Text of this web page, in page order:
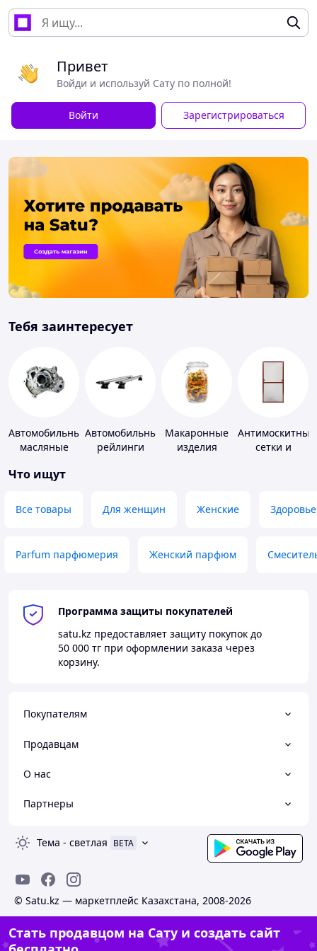
Привет
Войди и используй Сату по полной!
Войти Зарегистрироваться
Тебя заинтересует
Автомобильные
масляные
Автомобильные
рейлинги
Макаронные
изделия
Антимоскитные
сетки и
Что ищут
Все товары Для женщин Женские Здоровье
Parfum парфюмерия Женский парфюм
Программа защиты покупателей
satu.kz предоставляет защиту покупок до
50 000 тг при оформлении заказа через
корзину.
Покупателям
Продавцам
О нас
Партнеры
Тема - светлая BETA
© Satu.kz — маркетплейс Казахстана, 2008-2026
Стать продавцом на Сату и создать сайт